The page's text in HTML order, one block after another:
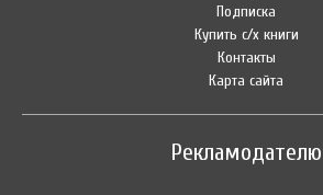
Подписка
Купить с/х книги
Контакты
Карта сайта
Рекламодателю